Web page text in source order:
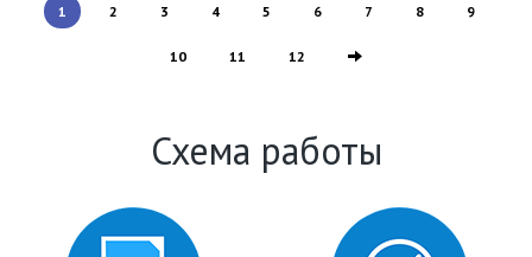
1 2 3 4 5 6 7 8 9
10 11 12
Схема работы